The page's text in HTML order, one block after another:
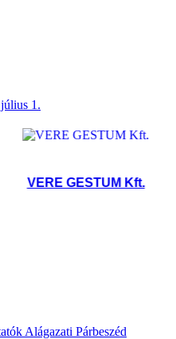
VERE GESTUM Kft.
Alágazati Párbeszéd